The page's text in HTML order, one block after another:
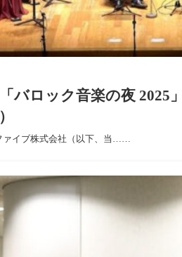
バロック音楽の夜 2025
ァイブ株式会社（以下、当……